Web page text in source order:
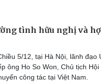
tình hữu nghị và
5/12, tại Hà Nội, lãnh
ông Ho So Won, Chủ tịch
công tác tại Việt Nam.